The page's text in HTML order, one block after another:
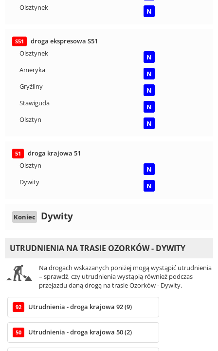
Olsztynek
N
S51
droga ekspresowa S51
Olsztynek
N
Ameryka
N
Gryźliny
N
Stawiguda
N
Olsztyn
N
51
droga krajowa 51
Olsztyn
N
Dywity
N
Koniec Dywity
UTRUDNIENIA NA TRASIE OZORKÓW - DYWITY
Na drogach wskazanych poniżej mogą wystąpić utrudnienia
– sprawdź, czy utrudnienia wystąpią również podczas
przejazdu daną drogą na trasie Ozorków - Dywity.
92 Utrudnienia - droga krajowa 92 (9)
50 Utrudnienia - droga krajowa 50 (2)